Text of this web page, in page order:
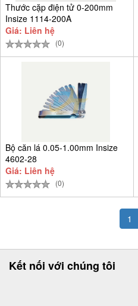
Thước cặp điện tử 0-200mm
Insize 1114-200A
Giá: Liên hệ
(0)
Bộ căn lá 0.05-1.00mm Insize
4602-28
Giá: Liên hệ
(0)
1
Kết nối với chúng tôi